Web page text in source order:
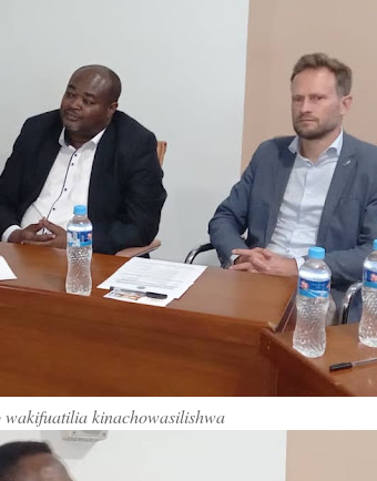
wakifuatilia kinachowasilishwa